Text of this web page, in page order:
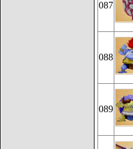
087
088
089